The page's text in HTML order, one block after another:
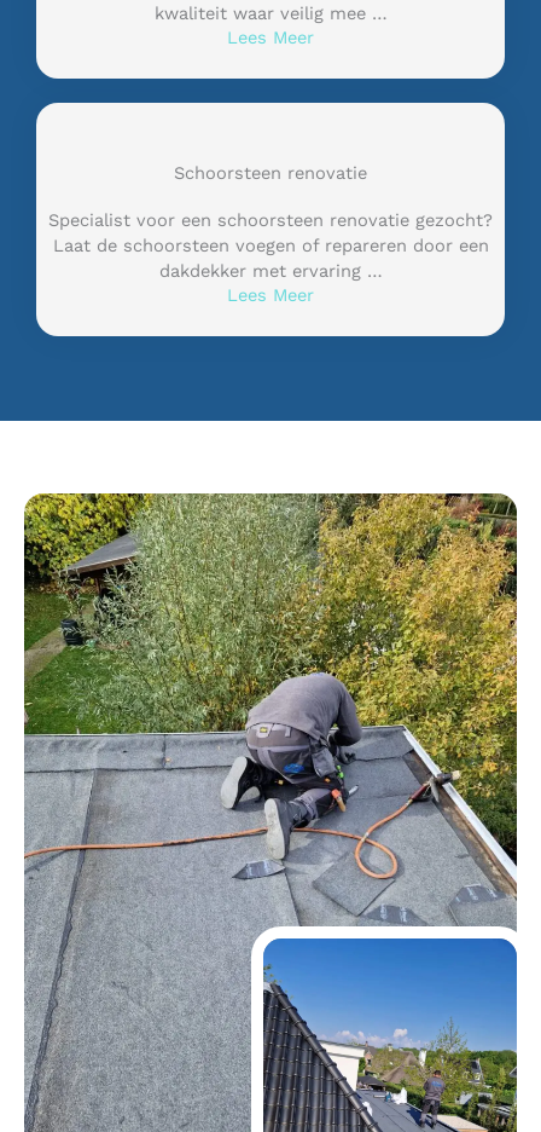
kwaliteit waar veilig mee …
Lees Meer
Schoorsteen renovatie
Specialist voor een schoorsteen renovatie gezocht?
Laat de schoorsteen voegen of repareren door een
dakdekker met ervaring …
Lees Meer